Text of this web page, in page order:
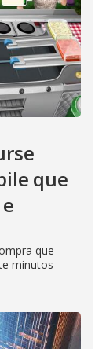
que
que
minutos